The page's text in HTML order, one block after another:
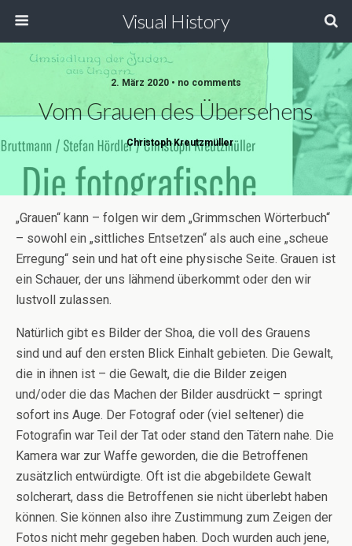
Visual History
2. März 2020 • no comments
Vom Grauen des Übersehens
Christoph Kreutzmüller
„Grauen“ kann – folgen wir dem „Grimmschen Wörterbuch“
– sowohl ein „sittliches Entsetzen“ als auch eine „scheue
Erregung“ sein und hat oft eine physische Seite. Grauen ist
ein Schauer, der uns lähmend überkommt oder den wir
lustvoll zulassen.
Natürlich gibt es Bilder der Shoa, die voll des Grauens
sind und auf den ersten Blick Einhalt gebieten. Die Gewalt,
die in ihnen ist – die Gewalt, die die Bilder zeigen
und/oder die das Machen der Bilder ausdrückt – springt
sofort ins Auge. Der Fotograf oder (viel seltener) die
Fotografin war Teil der Tat oder stand den Tätern nahe. Die
Kamera war zur Waffe geworden, die die Betroffenen
zusätzlich entwürdigte. Oft ist die abgebildete Gewalt
solcherart, dass die Betroffenen sie nicht überlebt haben
können. Sie können also ihre Zustimmung zum Zeigen der
Fotos nicht mehr gegeben haben. Doch wurden auch jene,